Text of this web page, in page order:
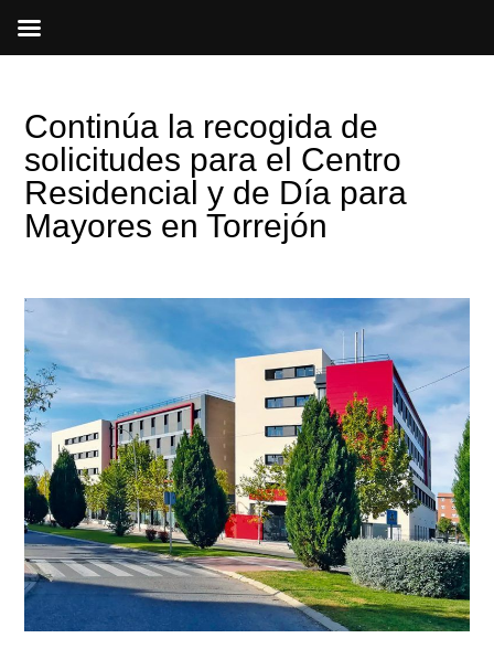
Continúa la recogida de
solicitudes para el Centro
Residencial y de Día para
Mayores en Torrejón